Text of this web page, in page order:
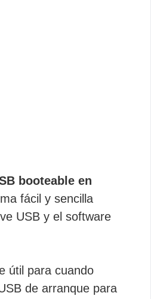
booteable en
fácil y sencilla
USB y el software
útil para cuando
de arranque para